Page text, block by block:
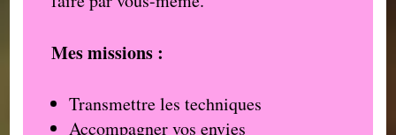
Mes missions :
Transmettre les techniques
Accompagner vos envies